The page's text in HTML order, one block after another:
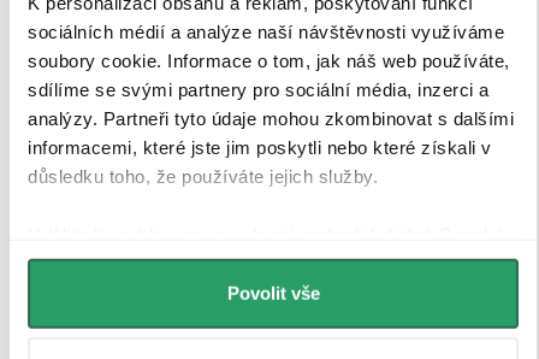
sociálních médií a analýze naší návštěvnosti využíváme
soubory cookie. Informace o tom, jak náš web používáte,
sdílíme se svými partnery pro sociální média, inzerci a
analýzy. Partneři tyto údaje mohou zkombinovat s dalšími
informacemi, které jste jim poskytli nebo které získali v
důsledku toho, že používáte jejich služby.
můžeme používat cookies pro analytiku a
personalizovanou reklamu. Jak Google zpracovává
osobní údaje najdete na stránkách
Povolit vše
úpravanavíc garantuje dlouhou životnost i při
každodenním používání v náročném koupelnovém
prostředí..